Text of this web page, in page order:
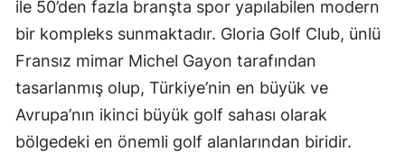
ile 50’den fazla branşta spor yapılabilen modern
bir kompleks sunmaktadır. Gloria Golf Club, ünlü
Fransız mimar Michel Gayon tarafından
tasarlanmış olup, Türkiye’nin en büyük ve
Avrupa’nın ikinci büyük golf sahası olarak
bölgedeki en önemli golf alanlarından biridir.